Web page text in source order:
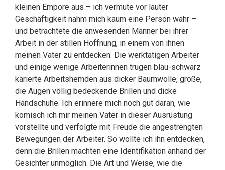
kleinen Empore aus – ich vermute vor lauter
Geschäftigkeit nahm mich kaum eine Person wahr –
und betrachtete die anwesenden Männer bei ihrer
Arbeit in der stillen Hoffnung, in einem von ihnen
meinen Vater zu entdecken. Die werktätigen Arbeiter
und einige wenige Arbeiterinnen trugen blau-schwarz
karierte Arbeitshemden aus dicker Baumwolle, große,
die Augen völlig bedeckende Brillen und dicke
Handschuhe. Ich erinnere mich noch gut daran, wie
komisch ich mir meinen Vater in dieser Ausrüstung
vorstellte und verfolgte mit Freude die angestrengten
Bewegungen der Arbeiter. So wollte ich ihn entdecken,
denn die Brillen machten eine Identifikation anhand der
Gesichter unmöglich. Die Art und Weise, wie die